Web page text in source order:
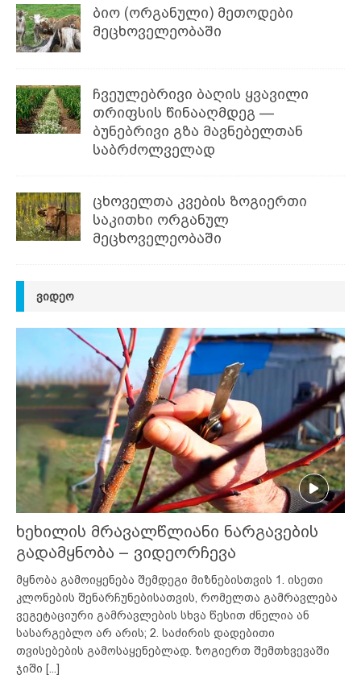
ბიო (ორგანული) მეთოდები
მეცხოველეობაში
ჩვეულებრივი ბაღის ყვავილი
თრიფსის წინააღმდეგ —
ბუნებრივი გზა მავნებელთან
საბრძოლველად
ცხოველთა კვების ზოგიერთი
საკითხი ორგანულ
მეცხოველეობაში
ᲕᲘᲓᲔᲝ
ხეხილის მრავალწლიანი ნარგავების
გადამყნობა – ვიდეორჩევა
მყნობა გამოიყენება შემდეგი მიზნებისთვის 1. ისეთი
კლონების შენარჩუნებისათვის, რომელთა გამრავლება
ვეგეტაციური გამრავლების სხვა წესით ძნელია ან
სასარგებლო არ არის; 2. საძირის დადებითი
თვისებების გამოსაყენებლად. ზოგიერთ შემთხვევაში
ჯიში [...]